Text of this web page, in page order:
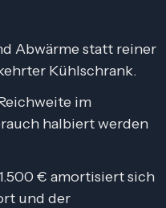
Abwärme statt reiner
Kühlschrank.
im
halbiert werden
€ amortisiert sich
und der